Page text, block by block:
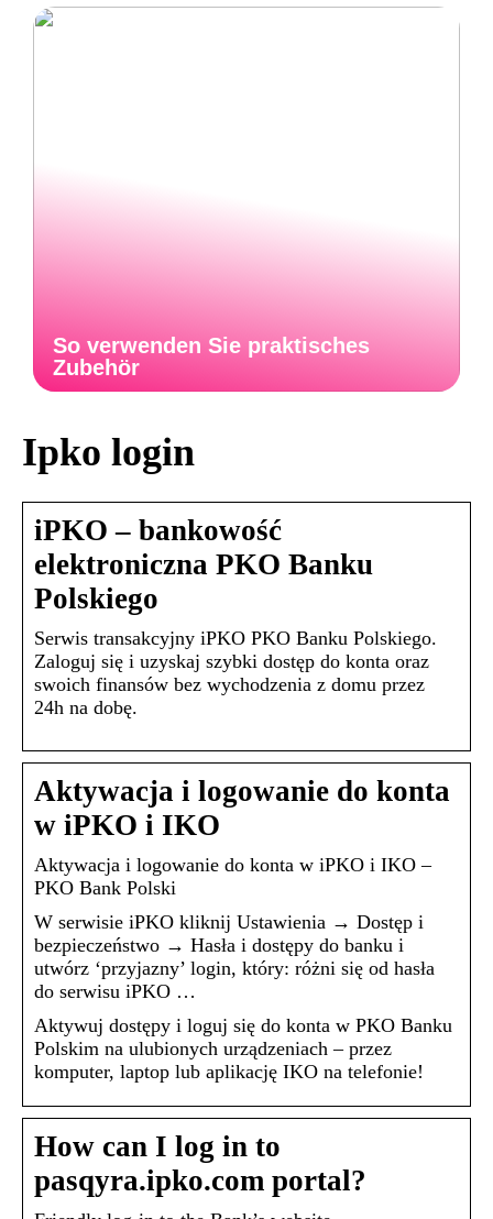
So verwenden Sie praktisches
Zubehör
Ipko login
iPKO – bankowość
elektroniczna PKO Banku
Polskiego
Serwis transakcyjny iPKO PKO Banku Polskiego.
Zaloguj się i uzyskaj szybki dostęp do konta oraz
swoich finansów bez wychodzenia z domu przez
24h na dobę.
Aktywacja i logowanie do konta
w iPKO i IKO
Aktywacja i logowanie do konta w iPKO i IKO –
PKO Bank Polski
W serwisie iPKO kliknij Ustawienia → Dostęp i
bezpieczeństwo → Hasła i dostępy do banku i
utwórz ‘przyjazny’ login, który: różni się od hasła
do serwisu iPKO …
Aktywuj dostępy i loguj się do konta w PKO Banku
Polskim na ulubionych urządzeniach – przez
komputer, laptop lub aplikację IKO na telefonie!
How can I log in to
pasqyra.ipko.com portal?